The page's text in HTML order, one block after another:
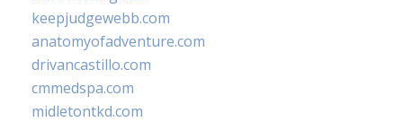
keepjudgewebb.com
anatomyofadventure.com
drivancastillo.com
cmmedspa.com
midletontkd.com